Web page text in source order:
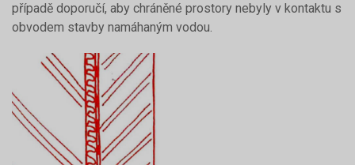
případě doporučí, aby chráněné prostory nebyly v kontaktu s
obvodem stavby namáhaným vodou.